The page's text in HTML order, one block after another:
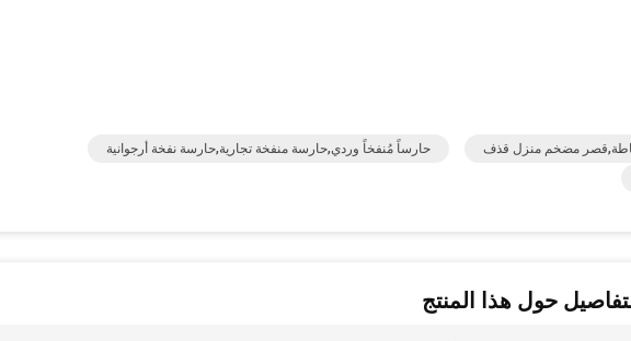
مضخم منزل قذف
حارساً مُنفخاً وردي,حارسة منفخة تجارية,حارسة نفخة أرجوانية
حول هذا المنتج